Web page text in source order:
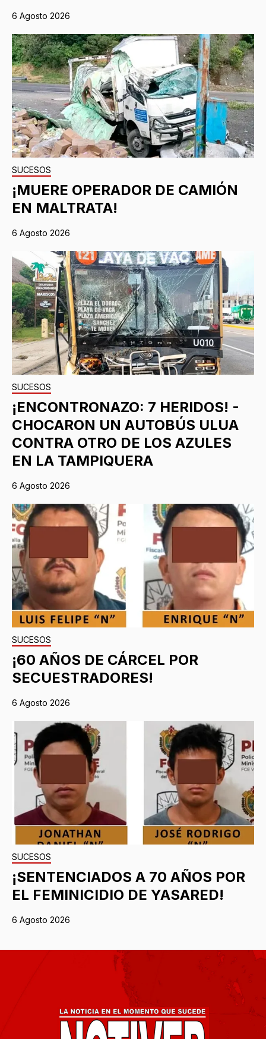
6 Agosto 2026
SUCESOS
¡MUERE OPERADOR DE CAMIÓN
EN MALTRATA!
6 Agosto 2026
SUCESOS
¡ENCONTRONAZO: 7 HERIDOS! -
CHOCARON UN AUTOBÚS ULUA
CONTRA OTRO DE LOS AZULES
EN LA TAMPIQUERA
6 Agosto 2026
SUCESOS
¡60 AÑOS DE CÁRCEL POR
SECUESTRADORES!
6 Agosto 2026
SUCESOS
¡SENTENCIADOS A 70 AÑOS POR
EL FEMINICIDIO DE YASARED!
6 Agosto 2026